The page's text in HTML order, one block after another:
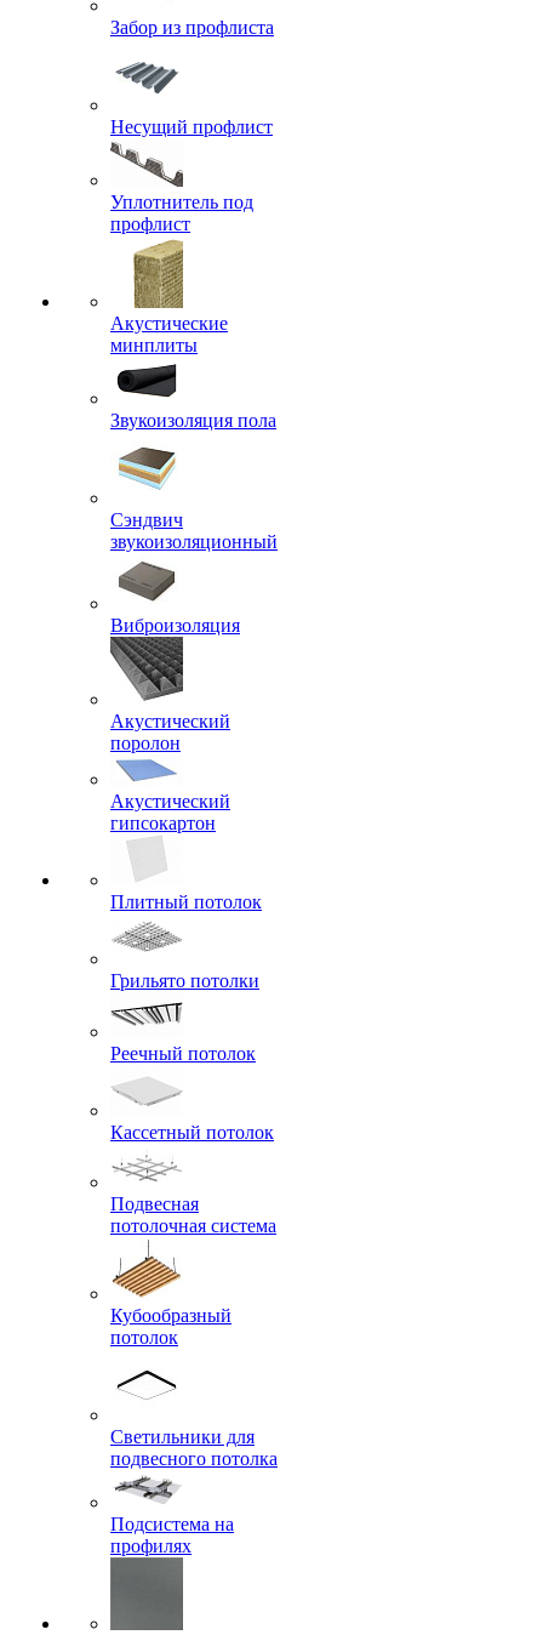
Забор из профлиста
Несущий профлист
Уплотнитель под
профлист
Акустические
минплиты
Звукоизоляция пола
Сэндвич
звукоизоляционный
Виброизоляция
Акустический
поролон
Акустический
гипсокартон
Плитный потолок
Грильято потолки
Реечный потолок
Кассетный потолок
Подвесная
потолочная система
Кубообразный
потолок
Светильники для
подвесного потолка
Подсистема на
профилях